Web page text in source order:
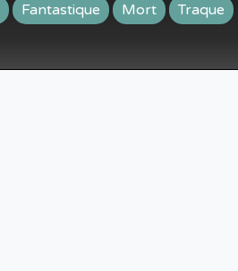
Fantastique Mort Traque